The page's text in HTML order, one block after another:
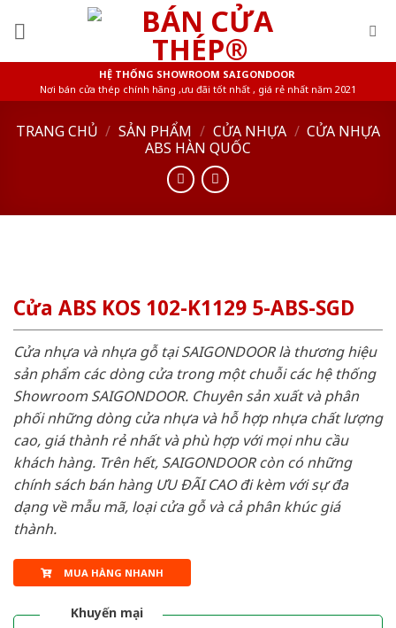
HỆ THỐNG SHOWROOM SAIGONDOOR
Nơi bán cửa thép chính hãng ,ưu đãi tốt nhất , giá rẻ nhất năm 2021
TRANG CHỦ / SẢN PHẨM / CỬA NHỰA / CỬA NHỰA
ABS HÀN QUỐC
Cửa ABS KOS 102-K1129 5-ABS-SGD
Cửa nhựa và nhựa gỗ tại SAIGONDOOR là thương hiệu
sản phẩm các dòng cửa trong một chuỗi các hệ thống
Showroom SAIGONDOOR. Chuyên sản xuất và phân
phối những dòng cửa nhựa và hỗ hợp nhựa chất lượng
cao, giá thành rẻ nhất và phù hợp với mọi nhu cầu
khách hàng. Trên hết, SAIGONDOOR còn có những
chính sách bán hàng ƯU ĐÃI CAO đi kèm với sự đa
dạng về mẫu mã, loại cửa gỗ và cả phân khúc giá
thành.
MUA HÀNG NHANH
Khuyến mại